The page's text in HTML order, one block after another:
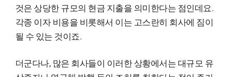
것은 상당한 규모의 현금 지출을 의미한다는 점인데요.
각종 이자 비용을 비롯해서 이는 고스란히 회사에 짐이
될 수 있는 것이죠.
더군다나, 많은 회사들이 이러한 상황에서는 대규모 유